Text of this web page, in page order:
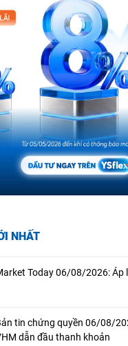
NHẤT
Today 06/08/2026: Áp
tin chứng quyền 06/08/
dẫn đầu thanh khoản